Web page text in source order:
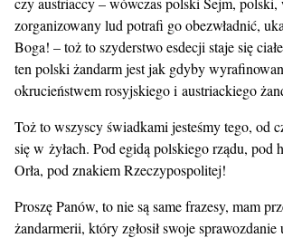
zorganizowany lud potrafi go obezwładnić,
Boga! – toż to szyderstwo esdecji staje się
ten polski żandarm jest jak gdyby
okrucieństwem rosyjskiego i austriackiego
Toż to wszyscy świadkami jesteśmy tego, od
się w żyłach. Pod egidą polskiego rządu, pod
Orła, pod znakiem Rzeczypospolitej!
Proszę Panów, to nie są same frazesy, mam
żandarmerii, który zgłosił swoje